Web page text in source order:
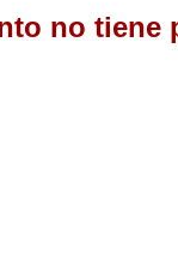
no tiene